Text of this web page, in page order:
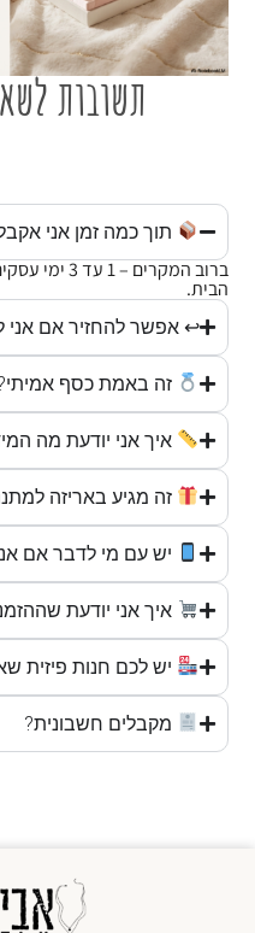
תשובות
תוך כמה זמן אני
ברוב
הבית.
↩ אפשר להחזיר אם אני
זה באמת כסף
איך אני יודעת מה
זה מגיע באריזה
יש עם מי לדבר אם
איך אני יודעת
יש לכם חנות פיזית
מקבלים חשבונית?